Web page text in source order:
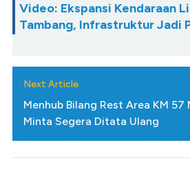
Video: Ekspansi Kendaraan
Tambang, Infrastruktur Jadi
Next Article
Menhub Bilang Rest Area KM 57
Minta Segera Ditata Ulang